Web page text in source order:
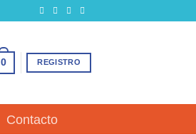
0 REGISTRO
Contacto